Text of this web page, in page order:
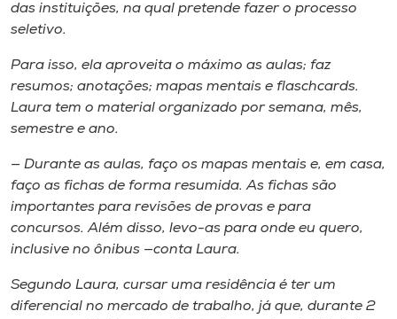
das instituições, na qual pretende fazer o processo
seletivo.
Para isso, ela aproveita o máximo as aulas; faz
resumos; anotações; mapas mentais e flaschcards.
Laura tem o material organizado por semana, mês,
semestre e ano.
— Durante as aulas, faço os mapas mentais e, em casa,
faço as fichas de forma resumida. As fichas são
importantes para revisões de provas e para
concursos. Além disso, levo-as para onde eu quero,
inclusive no ônibus —conta Laura.
Segundo Laura, cursar uma residência é ter um
diferencial no mercado de trabalho, já que, durante 2